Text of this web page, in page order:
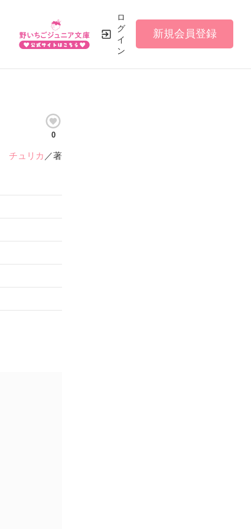
ロ
グ
イ
ン
新規会員登録
0
チュリカ ／著